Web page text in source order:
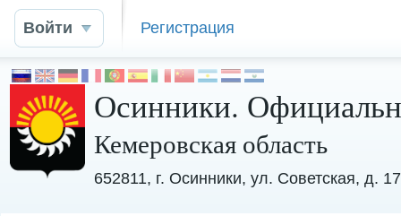
Войти Регистрация
Осинники.
Кемеровская область
652811, г. Осинники, ул. Советская, д.